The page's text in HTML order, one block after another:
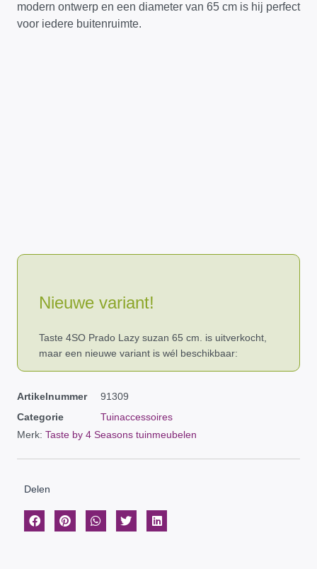
modern ontwerp en een diameter van 65 cm is hij perfect
voor iedere buitenruimte.
Nieuwe variant!
Taste 4SO Prado Lazy suzan 65 cm. is uitverkocht,
maar een nieuwe variant is wél beschikbaar:
Artikelnummer
91309
Categorie
Tuinaccessoires
Merk: Taste by 4 Seasons tuinmeubelen
Delen